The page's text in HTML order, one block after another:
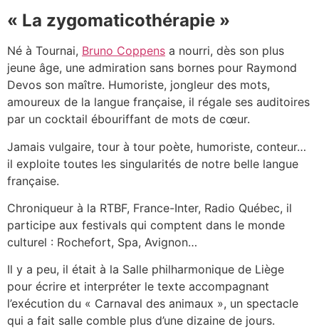
« La zygomaticothérapie »
Né à Tournai, Bruno Coppens a nourri, dès son plus
jeune âge, une admiration sans bornes pour Raymond
Devos son maître. Humoriste, jongleur des mots,
amoureux de la langue française, il régale ses auditoires
par un cocktail ébouriffant de mots de cœur.
Jamais vulgaire, tour à tour poète, humoriste, conteur…
il exploite toutes les singularités de notre belle langue
française.
Chroniqueur à la RTBF, France-Inter, Radio Québec, il
participe aux festivals qui comptent dans le monde
culturel : Rochefort, Spa, Avignon…
Il y a peu, il était à la Salle philharmonique de Liège
pour écrire et interpréter le texte accompagnant
l’exécution du « Carnaval des animaux », un spectacle
qui a fait salle comble plus d’une dizaine de jours.